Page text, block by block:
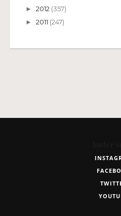
► 2012 (357)
► 2011 (247)